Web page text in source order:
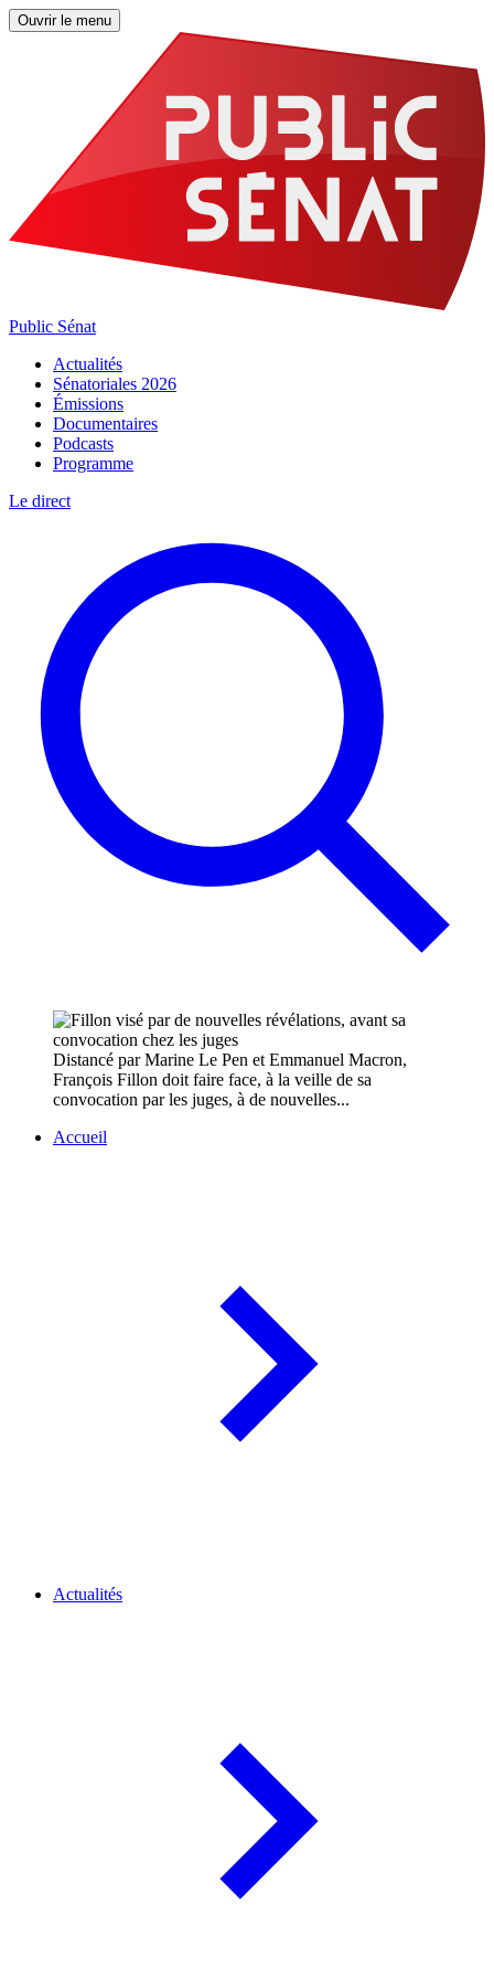
Ouvrir le menu
Public Sénat
Actualités
Sénatoriales 2026
Émissions
Documentaires
Podcasts
Programme
Le direct
Distancé par Marine Le Pen et Emmanuel Macron,
François Fillon doit faire face, à la veille de sa
convocation par les juges, à de nouvelles...
Accueil
Actualités